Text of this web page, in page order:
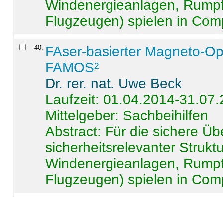
Windenergieanlagen,
Flugzeugen) spielen in
40. FAser-basierter Magneto-
FAMOS²
Dr. rer. nat. Uwe Beck
Laufzeit: 01.04.2014-
Mittelgeber: Sachbeihilfen
Abstract: Für die sichere
sicherheitsrelevanter
Windenergieanlagen,
Flugzeugen) spielen in